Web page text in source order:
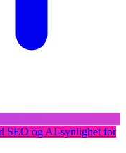
SEO og AI-synlighet for